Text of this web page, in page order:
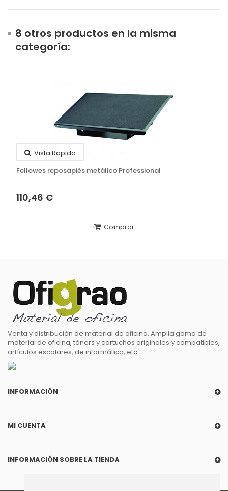
8 otros productos en la misma
categoría:
Vista Rápida
Fellowes reposapiés metálico Professional
110,46 €
Comprar
Venta y distribución de material de oficina. Amplia gama de
material de oficina, tóners y cartuchos originales y compatibles,
artículos escolares, de informática, etc.
INFORMACIÓN
MI CUENTA
INFORMACIÓN SOBRE LA TIENDA